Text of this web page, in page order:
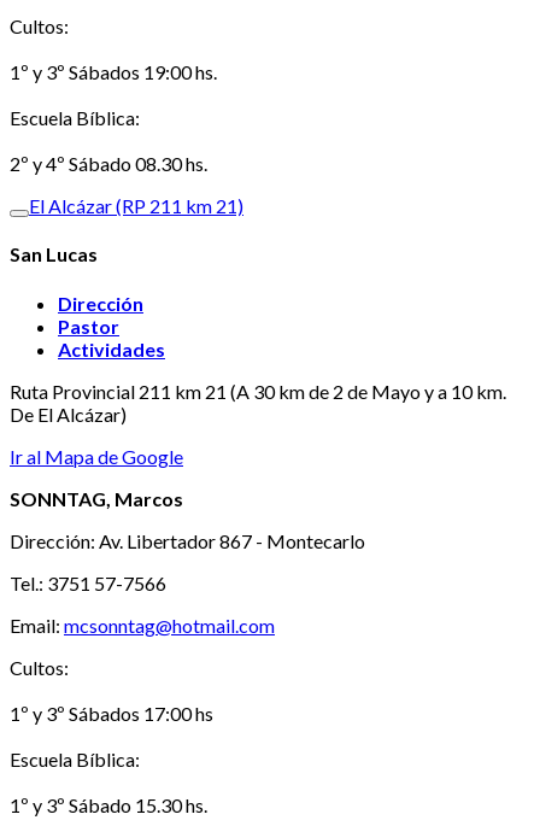
Cultos:
1º y 3º Sábados 19:00 hs.
Escuela Bíblica:
2º y 4º Sábado 08.30 hs.
El Alcázar (RP 211 km 21)
San Lucas
Dirección
Pastor
Actividades
Ruta Provincial 211 km 21 (A 30 km de 2 de Mayo y a 10 km.
De El Alcázar)
Ir al Mapa de Google
SONNTAG, Marcos
Dirección: Av. Libertador 867 - Montecarlo
Tel.: 3751 57-7566
Email: mcsonntag@hotmail.com
Cultos:
1º y 3º Sábados 17:00 hs
Escuela Bíblica:
1º y 3º Sábado 15.30 hs.